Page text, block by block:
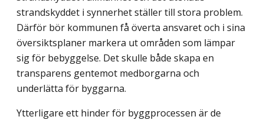
strandskyddet i synnerhet ställer till stora problem.
Därför bör kommunen få överta ansvaret och i sina
översiktsplaner markera ut områden som lämpar
sig för bebyggelse. Det skulle både skapa en
transparens gentemot medborgarna och
underlätta för byggarna.
Ytterligare ett hinder för byggprocessen är de